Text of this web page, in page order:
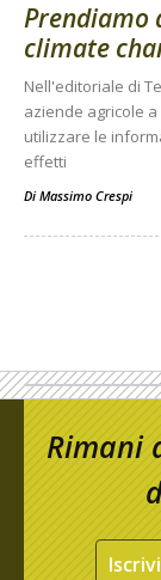
Prendiamo
climate
Nell'editoriale di
aziende agricole
utilizzare le
effetti
Di Massimo Crespi
Rimani